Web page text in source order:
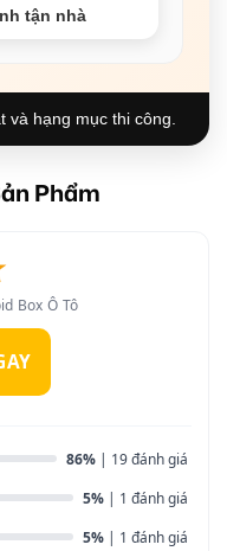
tận nhà
và hạng mục thi công.
Phẩm
Box Ô Tô
86% | 19 đánh giá
5% | 1 đánh giá
5% | 1 đánh giá